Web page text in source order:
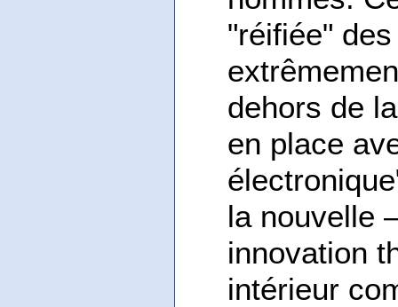
"réifiée"
dehors de
en place
la nouvelle
innovation
intérieur